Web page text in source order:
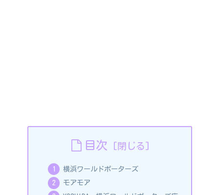
目次
横浜ワールドポーターズ
モアモア